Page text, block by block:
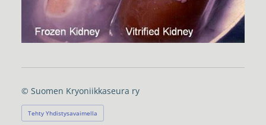
© Suomen Kryoniikkaseura ry
Tehty Yhdistysavaimella